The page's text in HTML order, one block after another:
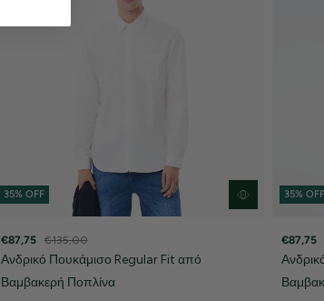
35% OFF
€87,75 €135,00
Ανδρικό Πουκάμισο Regular Fit από
Βαμβακερή Ποπλίνα
35%
€87,75